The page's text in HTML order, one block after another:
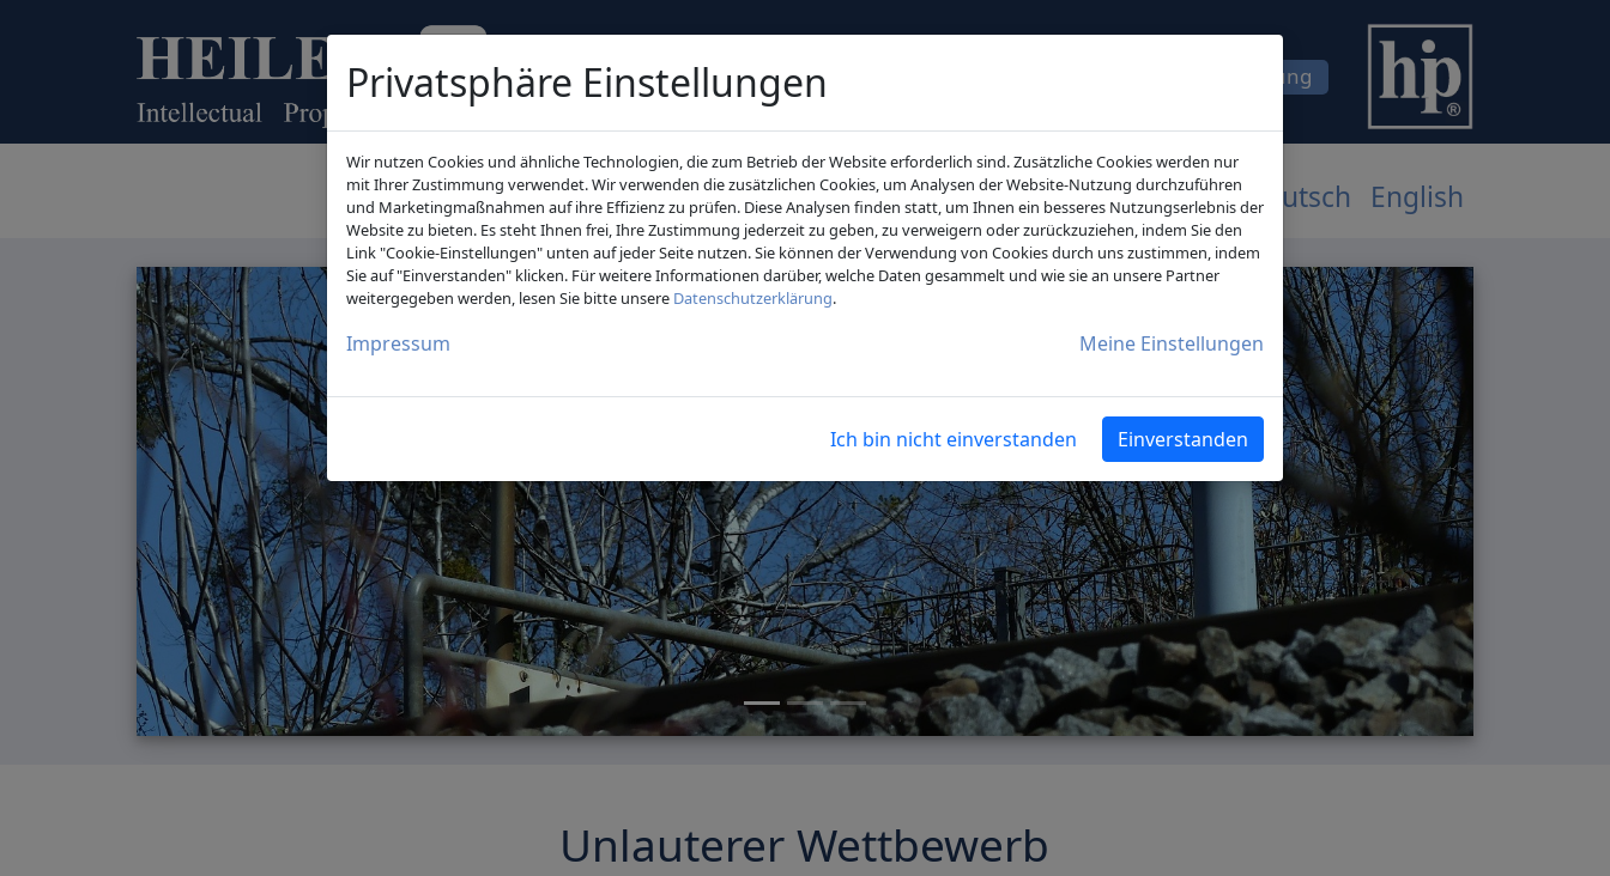
Kostenfreie Erstberatung
HOME KANZLEI LEISTUNGEN Deutsch English
Unlauterer Wettbewerb
Privatsphäre Einstellungen
Wir nutzen Cookies und ähnliche Technologien, die zum Betrieb der Website erforderlich sind. Zusätzliche Cookies werden nur
mit Ihrer Zustimmung verwendet. Wir verwenden die zusätzlichen Cookies, um Analysen der Website-Nutzung durchzuführen
und Marketingmaßnahmen auf ihre Effizienz zu prüfen. Diese Analysen finden statt, um Ihnen ein besseres Nutzungserlebnis der
Website zu bieten. Es steht Ihnen frei, Ihre Zustimmung jederzeit zu geben, zu verweigern oder zurückzuziehen, indem Sie den
Link "Cookie-Einstellungen" unten auf jeder Seite nutzen. Sie können der Verwendung von Cookies durch uns zustimmen, indem
Sie auf "Einverstanden" klicken. Für weitere Informationen darüber, welche Daten gesammelt und wie sie an unsere Partner
weitergegeben werden, lesen Sie bitte unsere Datenschutzerklärung.
Impressum Meine Einstellungen
Ich bin nicht einverstanden Einverstanden